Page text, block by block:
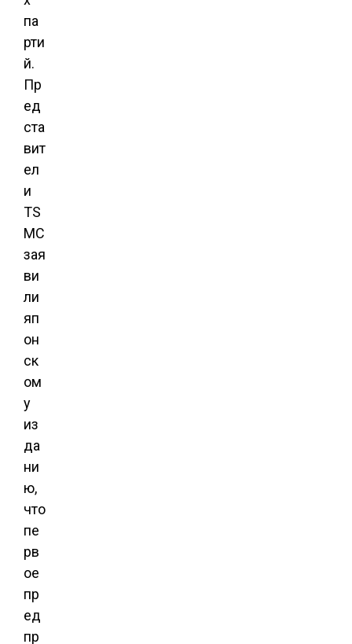
па
рти
й.
Пр
ед
ста
вит
ел
и
TS
MC
зая
ви
ли
яп
он
ск
ом
у
из
да
ни
ю,
что
пе
рв
ое
пр
ед
пр